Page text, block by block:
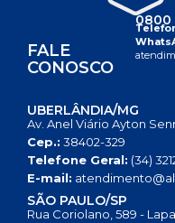
FALE
CONOSCO
0800
UBERLÂNDIA/MG
Av. Anel Viário Ayton
Cep.: 38402-329
Telefone Geral: (34)
E-mail:
SÃO PAULO/SP
Rua Coriolano, 589 -